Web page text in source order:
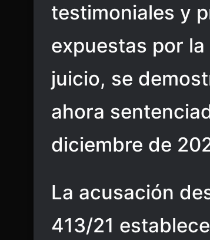
testimoniales y
expuestas por
juicio, se
ahora
diciembre de
La acusación
413/21